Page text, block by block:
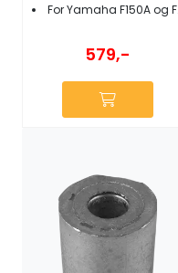
For Yamaha F150A og F150D
579,-